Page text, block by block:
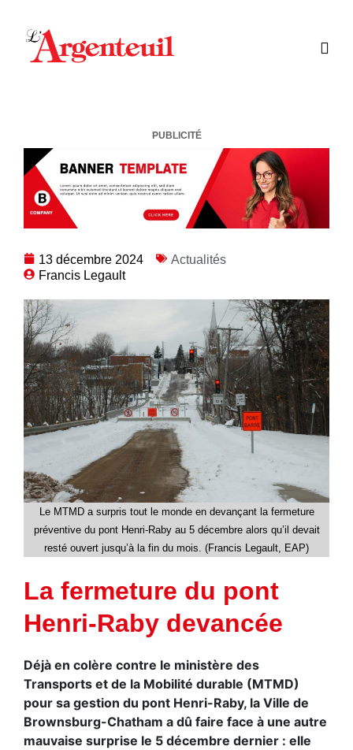
PUBLICITÉ
13 décembre 2024
Actualités
Francis Legault
Le MTMD a surpris tout le monde en devançant la fermeture
préventive du pont Henri-Raby au 5 décembre alors qu’il devait
resté ouvert jusqu’à la fin du mois. (Francis Legault, EAP)
La fermeture du pont
Henri-Raby devancée
Déjà en colère contre le ministère des
Transports et de la Mobilité durable (MTMD)
pour sa gestion du pont Henri-Raby, la Ville de
Brownsburg-Chatham a dû faire face à une autre
mauvaise surprise le 5 décembre dernier : elle